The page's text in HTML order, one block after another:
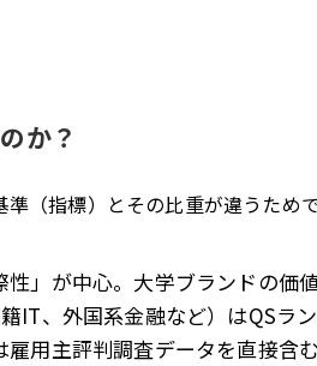
か？
（指標）とその比重が違うため
性」が中心。大学ブランドの価
IT、外国系金融など）はQSラ
用主評判調査データを直接含